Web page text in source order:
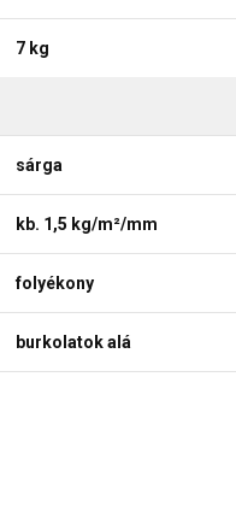
7 kg
sárga
kb. 1,5 kg/m²/mm
folyékony
burkolatok alá